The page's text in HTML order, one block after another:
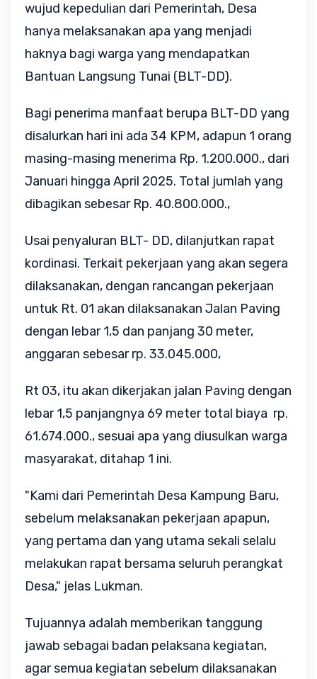
wujud kepedulian dari Pemerintah, Desa
hanya melaksanakan apa yang menjadi
haknya bagi warga yang mendapatkan
Bantuan Langsung Tunai (BLT-DD).
Bagi penerima manfaat berupa BLT-DD yang
disalurkan hari ini ada 34 KPM, adapun 1 orang
masing-masing menerima Rp. 1.200.000., dari
Januari hingga April 2025. Total jumlah yang
dibagikan sebesar Rp. 40.800.000.,
Usai penyaluran BLT- DD, dilanjutkan rapat
kordinasi. Terkait pekerjaan yang akan segera
dilaksanakan, dengan rancangan pekerjaan
untuk Rt. 01 akan dilaksanakan Jalan Paving
dengan lebar 1,5 dan panjang 30 meter,
anggaran sebesar rp. 33.045.000,
Rt 03, itu akan dikerjakan jalan Paving dengan
lebar 1,5 panjangnya 69 meter total biaya rp.
61.674.000., sesuai apa yang diusulkan warga
masyarakat, ditahap 1 ini.
"Kami dari Pemerintah Desa Kampung Baru,
sebelum melaksanakan pekerjaan apapun,
yang pertama dan yang utama sekali selalu
melakukan rapat bersama seluruh perangkat
Desa," jelas Lukman.
Tujuannya adalah memberikan tanggung
jawab sebagai badan pelaksana kegiatan,
agar semua kegiatan sebelum dilaksanakan